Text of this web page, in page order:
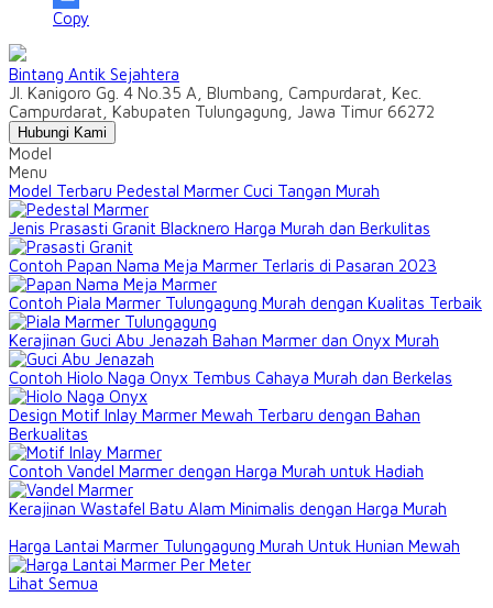
Copy
Bintang Antik Sejahtera
Jl. Kanigoro Gg. 4 No.35 A, Blumbang, Campurdarat, Kec.
Campurdarat, Kabupaten Tulungagung, Jawa Timur 66272
Hubungi Kami
Model
Menu
Model Terbaru Pedestal Marmer Cuci Tangan Murah
Jenis Prasasti Granit Blacknero Harga Murah dan Berkulitas
Contoh Papan Nama Meja Marmer Terlaris di Pasaran 2023
Contoh Piala Marmer Tulungagung Murah dengan Kualitas Terbaik
Kerajinan Guci Abu Jenazah Bahan Marmer dan Onyx Murah
Contoh Hiolo Naga Onyx Tembus Cahaya Murah dan Berkelas
Design Motif Inlay Marmer Mewah Terbaru dengan Bahan
Berkualitas
Contoh Vandel Marmer dengan Harga Murah untuk Hadiah
Kerajinan Wastafel Batu Alam Minimalis dengan Harga Murah
Harga Lantai Marmer Tulungagung Murah Untuk Hunian Mewah
Lihat Semua